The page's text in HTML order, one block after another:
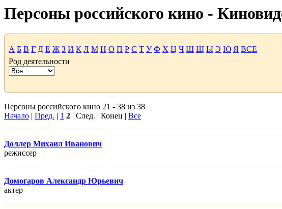
Персоны российского кино -
А Б В Г Д Е Ж З И К Л М Н О П Р С Т У Ф Х Ц Ч Ш Щ Ы Э Ю Я ВСЕ
Род деятельности
Персоны российского кино 21 - 38 из 38
Начало | Пред. | 1 2 | След. | Конец | Все
Доллер Михаил Иванович
режисcер
Домогаров Александр Юрьевич
актер